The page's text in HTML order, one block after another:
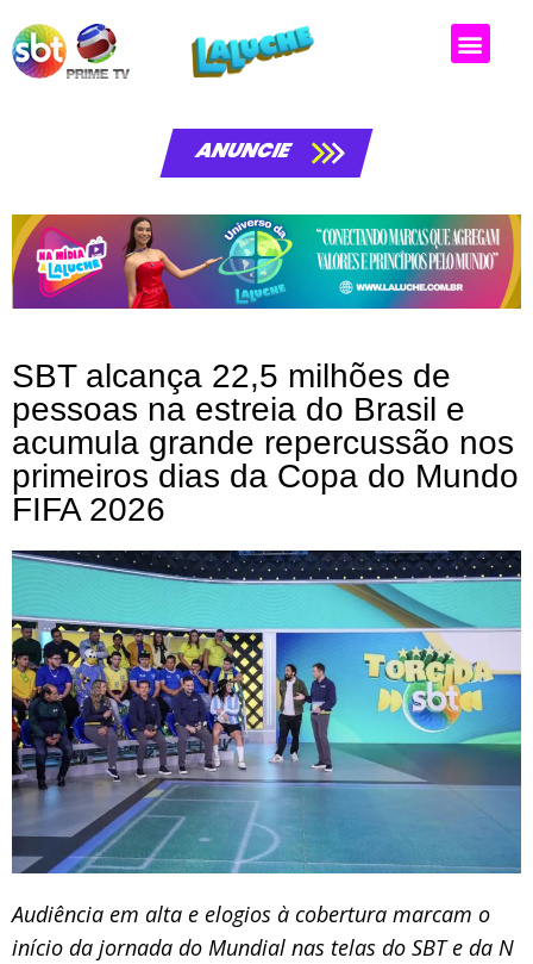
ANUNCIE
SBT alcança 22,5 milhões de
pessoas na estreia do Brasil e
acumula grande repercussão nos
primeiros dias da Copa do Mundo
FIFA 2026
Audiência em alta e elogios à cobertura marcam o
início da jornada do Mundial nas telas do SBT e da N